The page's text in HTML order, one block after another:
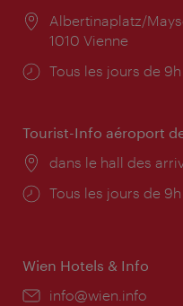
Lieu:
Albertinaplatz/
1010 Vienne
Horaires
Tous les jours de 9h
Tourist-Info aéroport
Lieu:
dans le hall des
Horaires
Tous les jours de 9h
Wien Hotels & Info
E-
info@wien.info